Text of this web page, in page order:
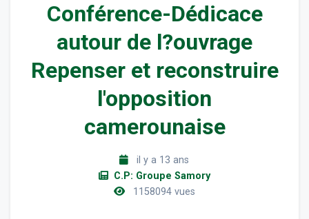
Conférence-Dédicace
autour de l?ouvrage
Repenser et reconstruire
l'opposition
camerounaise
il y a 13 ans
C.P: Groupe Samory
1158094 vues